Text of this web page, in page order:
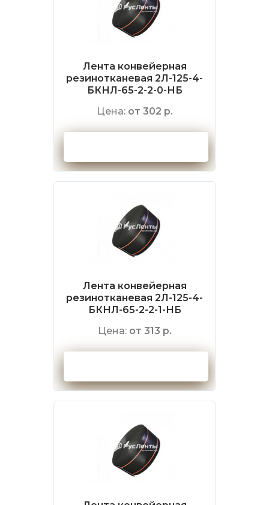
Лента конвейерная
резинотканевая 2Л-125-4-
БКНЛ-65-2-2-0-НБ
Цена: от 302 р.
Лента конвейерная
резинотканевая 2Л-125-4-
БКНЛ-65-2-2-1-НБ
Цена: от 313 р.